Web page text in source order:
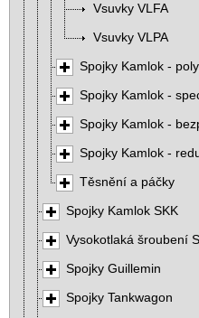
Vsuvky VLFA
Vsuvky VLPA
Spojky Kamlok -
Spojky Kamlok -
Spojky Kamlok -
Spojky Kamlok -
Těsnění a páčky
Spojky Kamlok SKK
Vysokotlaká šroubení
Spojky Guillemin
Spojky Tankwagon